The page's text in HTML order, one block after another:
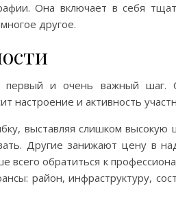
Она включает в себя
другое.
и очень важный шаг.
настроение и активность
выставляя слишком высокую
Другие занижают цену в
всего обратиться к
район, инфраструктуру,